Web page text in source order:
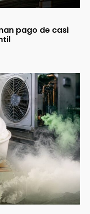
pago de casi